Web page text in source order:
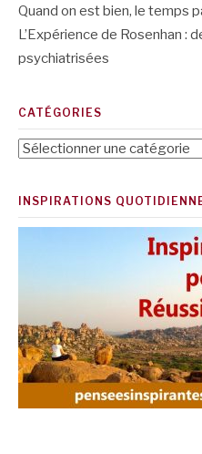
Quand on est bien, le temps
L’Expérience de Rosenhan :
psychiatrisées
CATÉGORIES
Catégories
INSPIRATIONS